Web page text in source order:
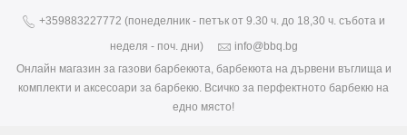
+359883227772 (понеделник - петък от 9.30 ч. до 18,30 ч. събота и
неделя - поч. дни)
info@bbq.bg
Онлайн магазин за газови барбекюта, барбекюта на дървени въглища и
комплекти и аксесоари за барбекю. Всичко за перфектното барбекю на
едно място!